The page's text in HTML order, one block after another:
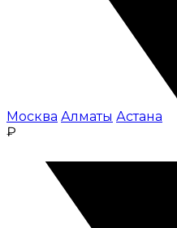
Москва Алматы Астана
₽